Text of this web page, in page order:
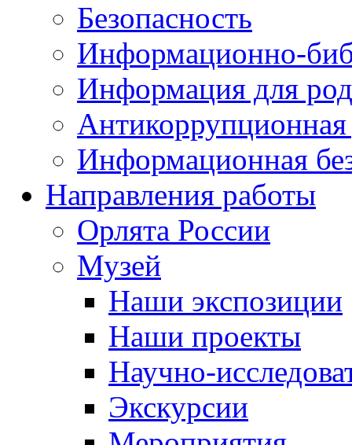
Безопасность
Информационно-
Информация для
Антикоррупционная
Информационная
Направления работы
Орлята России
Музей
Наши экспозиции
Наши проекты
Научно-
Экскурсии